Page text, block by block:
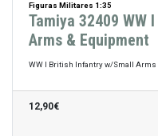
Figuras Militares 1:35
Tamiya 32409
Arms & Equipment
WW I British Infantry w/Small Arms
12,90€